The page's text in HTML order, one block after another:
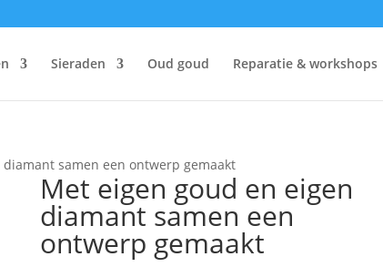
Sieraden Oud goud Reparatie & workshops
samen een ontwerp gemaakt
Met eigen goud en eigen
diamant samen een
ontwerp gemaakt